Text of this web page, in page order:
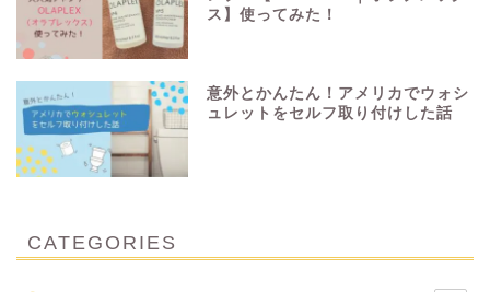
ス】使ってみた！
意外とかんたん！アメリカでウォシ
ュレットをセルフ取り付けした話
CATEGORIES